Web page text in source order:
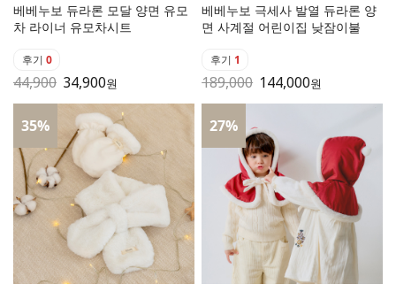
베베누보 듀라론 모달 양면 유모
차 라이너 유모차시트
후기 0
44,900 34,900원
베베누보 극세사 발열 듀라론 양
면 사계절 어린이집 낮잠이불
후기 1
189,000 144,000원
35% 27%